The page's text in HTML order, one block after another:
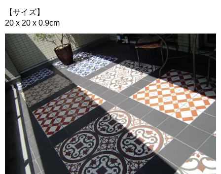
【サイズ】
20 x 20 x 0.9cm